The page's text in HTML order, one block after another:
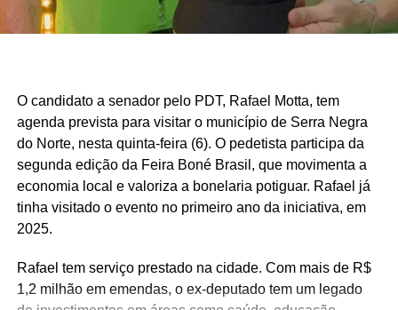
boa parte do interior potiguar.
O candidato a senador pelo PDT, Rafael Motta, tem
agenda prevista para visitar o município de Serra Negra
do Norte, nesta quinta-feira (6). O pedetista participa da
segunda edição da Feira Boné Brasil, que movimenta a
economia local e valoriza a bonelaria potiguar. Rafael já
tinha visitado o evento no primeiro ano da iniciativa, em
2025.
Rafael tem serviço prestado na cidade. Com mais de R$
1,2 milhão em emendas, o ex-deputado tem um legado